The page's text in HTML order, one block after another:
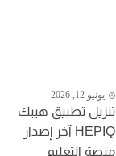
يونيو 12, 2026
تنزيل تطبيق هيبك
HEPIQ آخر إصدار
منصة التعليم